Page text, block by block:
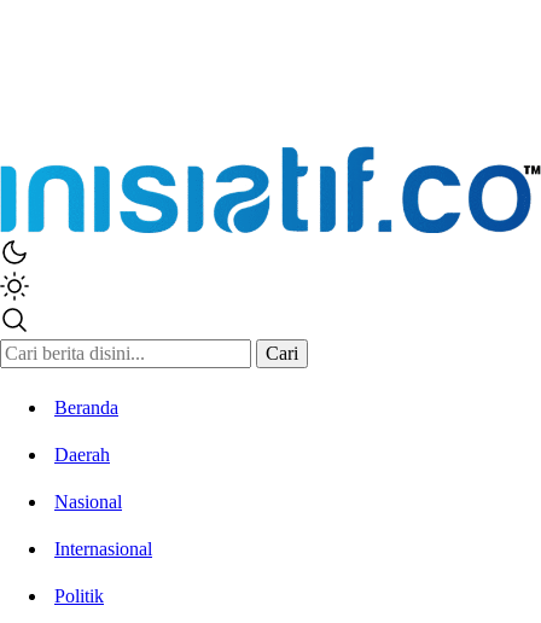
Cari
Beranda
Daerah
Nasional
Internasional
Politik